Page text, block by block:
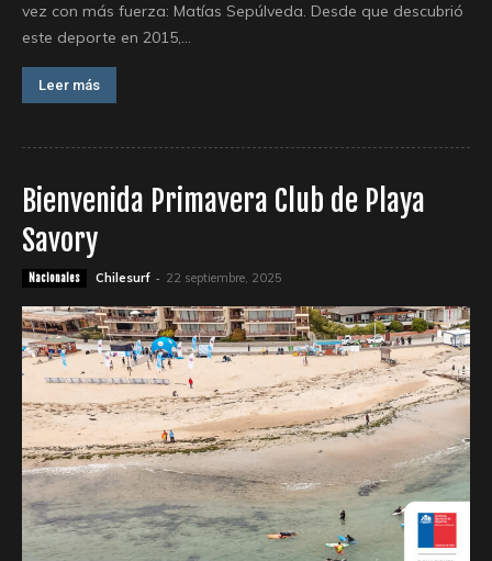
vez con más fuerza: Matías Sepúlveda. Desde que descubrió
este deporte en 2015,...
Leer más
Bienvenida Primavera Club de Playa
Savory
Nacionales Chilesurf - 22 septiembre, 2025